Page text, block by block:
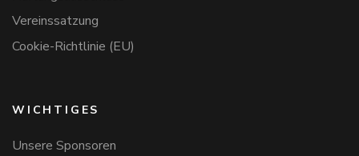
Vereinssatzung
Cookie-Richtlinie (EU)
WICHTIGES
Unsere Sponsoren